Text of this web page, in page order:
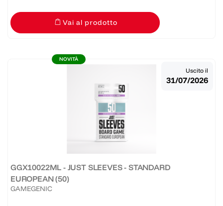
Vai al prodotto
NOVITÀ
GGX10022ML - JUST SLEEVES - STANDARD
EUROPEAN (50)
GAMEGENIC
Uscito il
31/07/2026